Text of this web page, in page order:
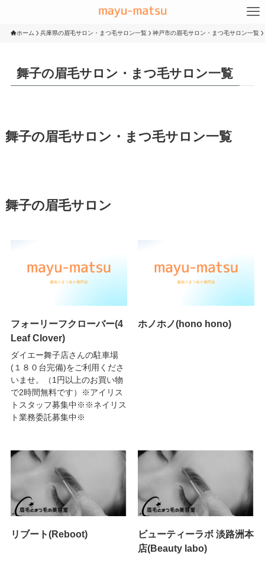
ホーム 兵庫県の眉毛サロン・まつ毛サロン一覧 神戸市の眉毛サロン・まつ毛サロン一覧
舞子の眉毛サロン・まつ毛サロン一覧
舞子の眉毛サロン・まつ毛サロン一覧
舞子の眉毛サロン
フォーリーフクローバー(4
Leaf Clover)
ダイエー舞子店さんの駐車場
(１８０台完備)をご利用くださ
いませ。（1円以上のお買い物
で2時間無料です）※アイリス
トスタッフ募集中※※ネイリス
ト業務委託募集中※
ホノホノ(hono hono)
リブート(Reboot)
ビューティーラボ 淡路洲本
店(Beauty labo)